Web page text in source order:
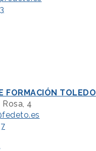
FORMACIÓN TOLEDO
4